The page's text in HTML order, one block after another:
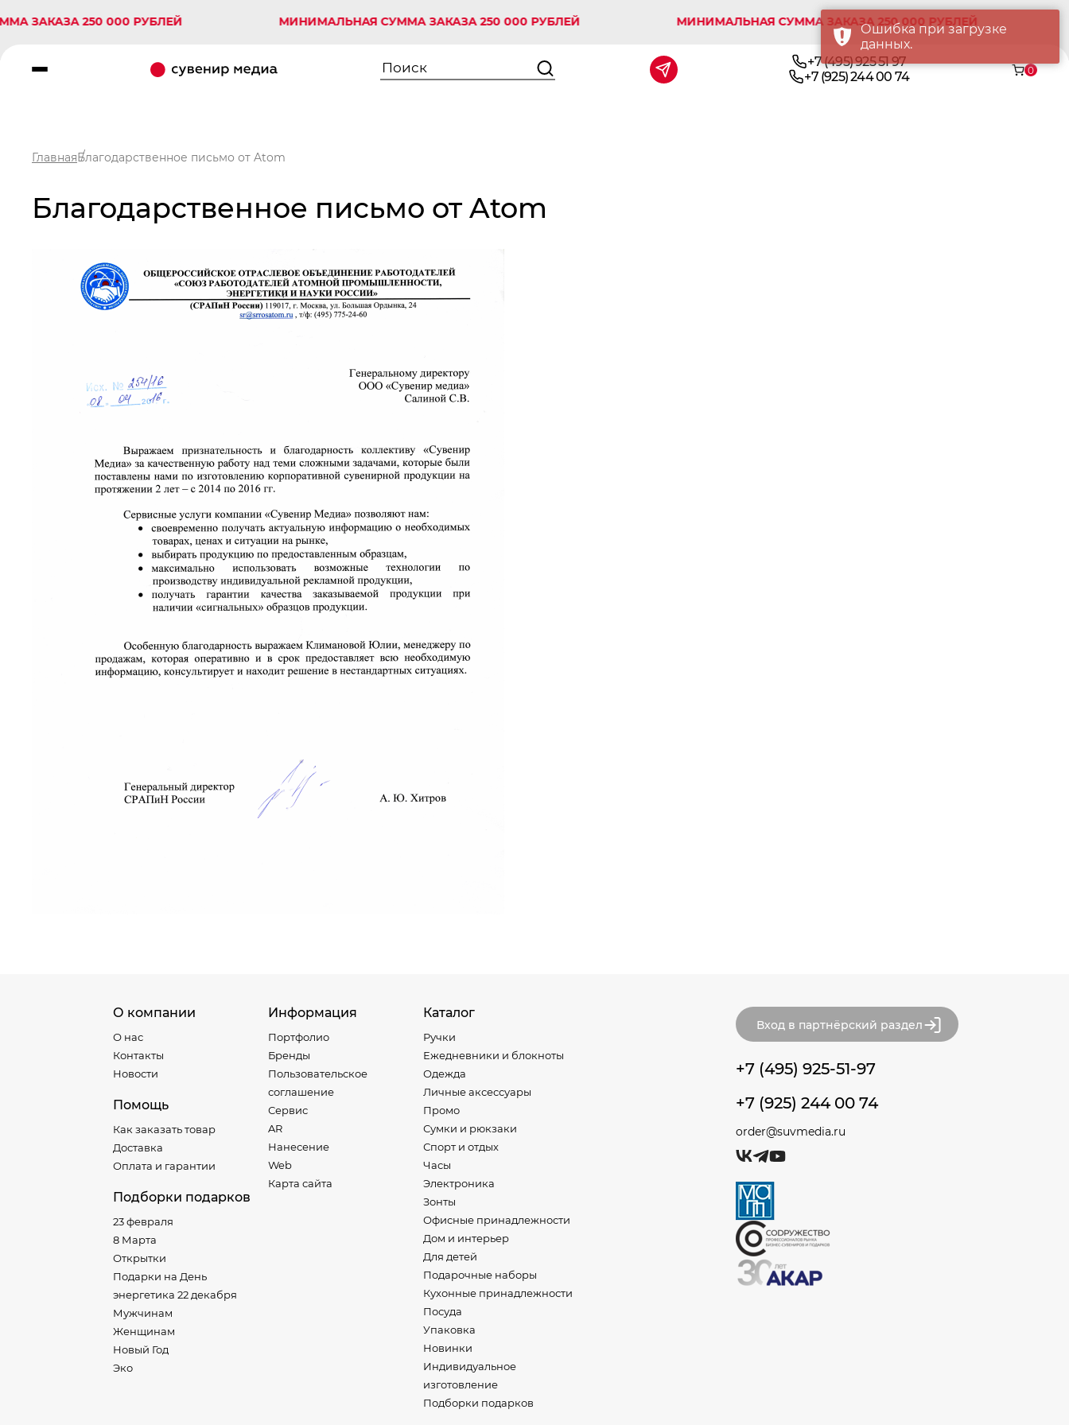
ЗАКАЗА 250 000 РУБЛЕЙ МИНИМАЛЬНАЯ СУММА ЗАКАЗА 250 000 РУБЛЕЙ МИНИМАЛЬНАЯ СУММА ЗАКАЗА 250 000 РУБЛЕЙ
+7 (495) 925 51 97
+7 (925) 244 00 74
0
ГлавнаяБлагодарственное письмо от Atom
Благодарственное письмо от Atom
О компании
О нас
Контакты
Новости
Помощь
Как заказать товар
Доставка
Оплата и гарантии
Подборки подарков
23 февраля
8 Марта
Открытки
Подарки на День
энергетика 22 декабря
Мужчинам
Женщинам
Новый Год
Эко
Информация
Портфолио
Бренды
Пользовательское
соглашение
Сервис
AR
Нанесение
Web
Карта сайта
Каталог
Ручки
Ежедневники и блокноты
Одежда
Личные аксессуары
Промо
Сумки и рюкзаки
Спорт и отдых
Часы
Электроника
Зонты
Офисные принадлежности
Дом и интерьер
Для детей
Подарочные наборы
Кухонные принадлежности
Посуда
Упаковка
Новинки
Индивидуальное
изготовление
Подборки подарков
Вход в партнёрский раздел
+7 (495) 925-51-97
+7 (925) 244 00 74
order@suvmedia.ru
Ошибка при загрузке
данных.